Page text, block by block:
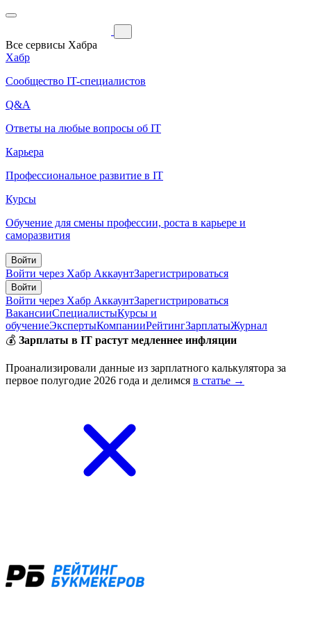
Все сервисы Хабра
Хабр
Сообщество IT-специалистов
Q&A
Ответы на любые вопросы об IT
Карьера
Профессиональное развитие в IT
Курсы
Обучение для смены профессии, роста в карьере и
саморазвития
Войти
Войти через Хабр АккаунтЗарегистрироваться
Войти
Войти через Хабр АккаунтЗарегистрироваться
ВакансииСпециалистыКурсы и
обучениеЭкспертыКомпанииРейтингЗарплатыЖурнал
💰 Зарплаты в IT растут медленнее инфляции
Проанализировали данные из зарплатного калькулятора за
первое полугодие 2026 года и делимся в статье →